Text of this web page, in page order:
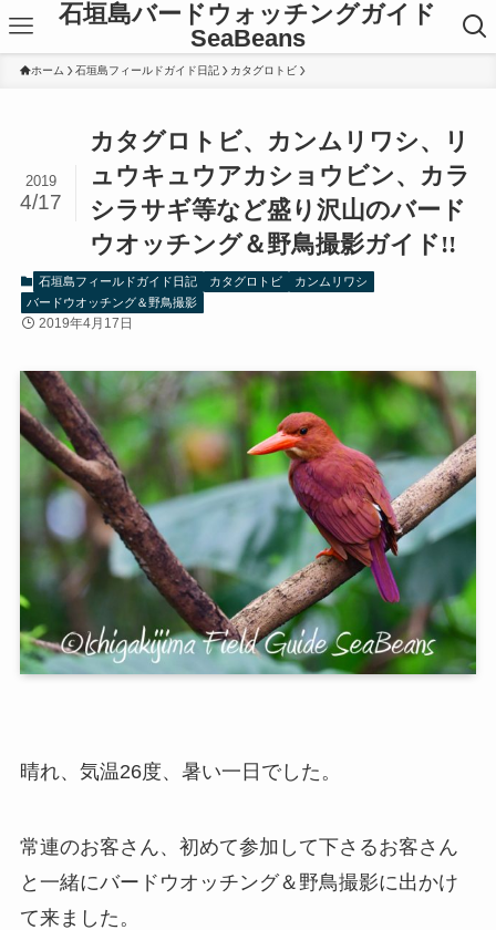
石垣島バードウォッチングガイド
SeaBeans
ホーム 石垣島フィールドガイド日記 カタグロトビ
カタグロトビ、カンムリワシ、リ
ュウキュウアカショウビン、カラ
シラサギ等など盛り沢山のバード
ウオッチング＆野鳥撮影ガイド!!
2019
4/17
石垣島フィールドガイド日記 カタグロトビ
カンムリワシ
バードウオッチング＆野鳥撮影
2019年4月17日
晴れ、気温26度、暑い一日でした。
常連のお客さん、初めて参加して下さるお客さん
と一緒にバードウオッチング＆野鳥撮影に出かけ
て来ました。